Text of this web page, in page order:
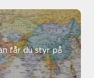
får du styr på